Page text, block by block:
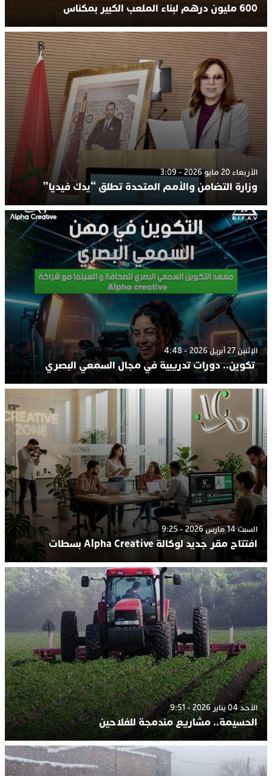
600 مليون درهم لبناء الملعب الكبير بمكناس
الأربعاء 20 مايو 2026 - 3:09
وزارة التضامن والأمم المتحدة تطلق “يدك فيديا”
الإثنين 27 أبريل 2026 - 4:48
تكوين.. دورات تدريبية في مجال السمعي البصري
السبت 14 مارس 2026 - 9:25
افتتاح مقر جديد لوكالة Alpha Creative بسطات
الأحد 04 يناير 2026 - 9:51
الحسيمة.. مشاريع مندمجة للفلاحين